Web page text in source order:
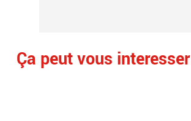
Ça peut vous interesser